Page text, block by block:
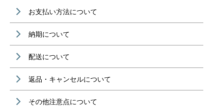
お支払い方法について
納期について
配送について
返品・キャンセルについて
その他注意点について